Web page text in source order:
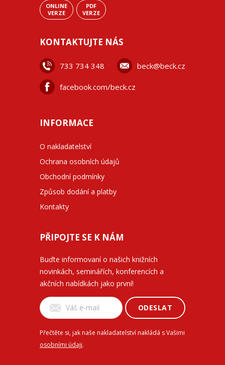
ONLINE
VERZE
PDF
VERZE
KONTAKTUJTE NÁS
733 734 348 beck@beck.cz
facebook.com/beck.cz
INFORMACE
O nakladatelství
Ochrana osobních údajů
Obchodní podmínky
Způsob dodání a platby
Kontakty
PŘIPOJTE SE K NÁM
Buďte informovaní o našich knižních
novinkách, seminářích, konferencích a
akčních nabídkách jako první!
ODESLAT
Přečtěte si, jak naše nakladatelství nakládá s Vašimi
osobními údaji.